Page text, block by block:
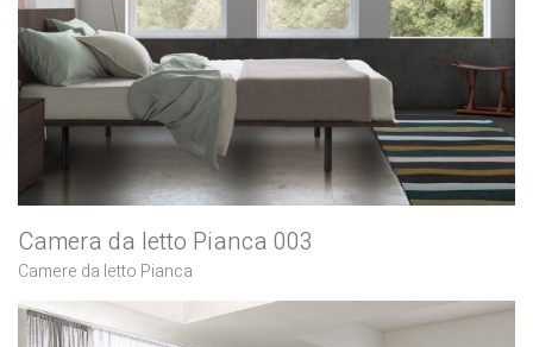
Camera da letto Pianca 003
Camere da letto Pianca